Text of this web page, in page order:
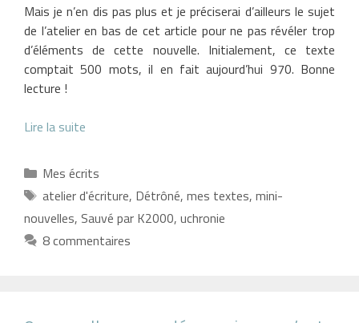
Mais je n’en dis pas plus et je préciserai d’ailleurs le sujet
de l’atelier en bas de cet article pour ne pas révéler trop
d’éléments de cette nouvelle. Initialement, ce texte
comptait 500 mots, il en fait aujourd’hui 970. Bonne
lecture !
Lire la suite
Catégories
Mes écrits
Étiquettes
atelier d'écriture, Détrôné, mes textes, mini-
nouvelles, Sauvé par K2000, uchronie
8 commentaires